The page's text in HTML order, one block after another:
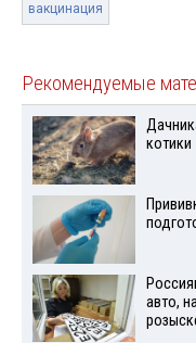
вакцинация
Рекомендуемые
котики
авто,